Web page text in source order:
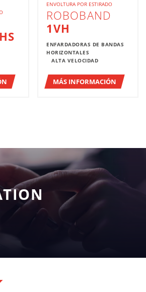
ENVOLTURA POR ESTIRADO
ROBOBAND
1VH
ENFARDADORAS DE BANDAS
HORIZONTALES
ALTA VELOCIDAD
MÁS INFORMACIÓN